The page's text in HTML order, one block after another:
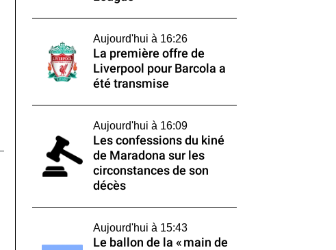
Aujourd'hui à 16:26
La première offre de
Liverpool pour Barcola a
été transmise
Aujourd'hui à 16:09
Les confessions du kiné
de Maradona sur les
circonstances de son
décès
Aujourd'hui à 15:43
Le ballon de la « main de